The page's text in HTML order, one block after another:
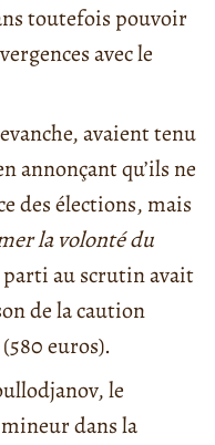
toutefois pouvoir
avec le
avaient tenu
annonçant qu’ils ne
des élections, mais
la volonté du
au scrutin avait
de la caution
euros).
le
dans la